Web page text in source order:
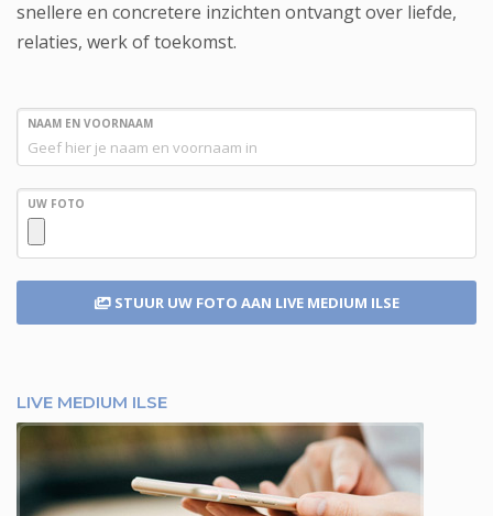
snellere en concretere inzichten ontvangt over liefde,
relaties, werk of toekomst.
NAAM EN VOORNAAM
UW FOTO
STUUR UW FOTO AAN LIVE MEDIUM ILSE
LIVE MEDIUM ILSE